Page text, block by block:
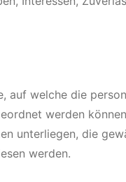
auf welche die
werden
unterliegen, die
werden.